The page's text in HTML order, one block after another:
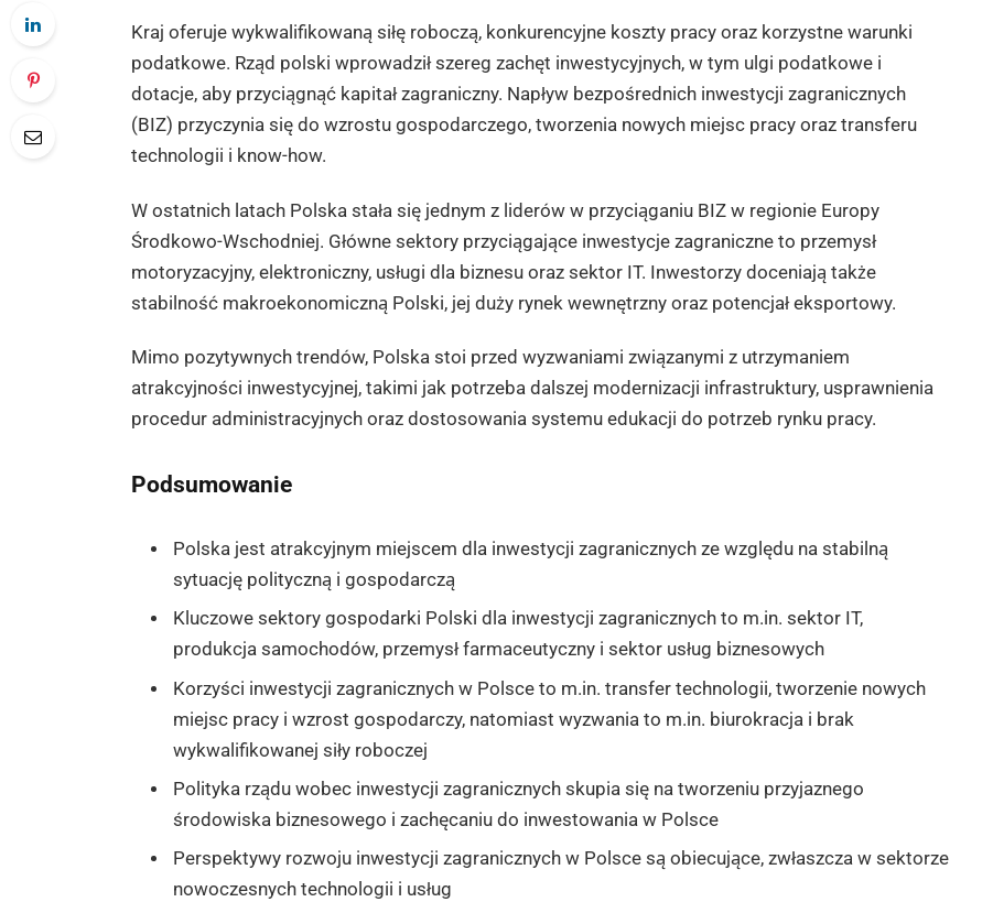
Kraj oferuje wykwalifikowaną siłę roboczą, konkurencyjne koszty pracy oraz korzystne warunki
podatkowe. Rząd polski wprowadził szereg zachęt inwestycyjnych, w tym ulgi podatkowe i
dotacje, aby przyciągnąć kapitał zagraniczny. Napływ bezpośrednich inwestycji zagranicznych
(BIZ) przyczynia się do wzrostu gospodarczego, tworzenia nowych miejsc pracy oraz transferu
technologii i know-how.
W ostatnich latach Polska stała się jednym z liderów w przyciąganiu BIZ w regionie Europy
Środkowo-Wschodniej. Główne sektory przyciągające inwestycje zagraniczne to przemysł
motoryzacyjny, elektroniczny, usługi dla biznesu oraz sektor IT. Inwestorzy doceniają także
stabilność makroekonomiczną Polski, jej duży rynek wewnętrzny oraz potencjał eksportowy.
Mimo pozytywnych trendów, Polska stoi przed wyzwaniami związanymi z utrzymaniem
atrakcyjności inwestycyjnej, takimi jak potrzeba dalszej modernizacji infrastruktury, usprawnienia
procedur administracyjnych oraz dostosowania systemu edukacji do potrzeb rynku pracy.
Podsumowanie
Polska jest atrakcyjnym miejscem dla inwestycji zagranicznych ze względu na stabilną
sytuację polityczną i gospodarczą
Kluczowe sektory gospodarki Polski dla inwestycji zagranicznych to m.in. sektor IT,
produkcja samochodów, przemysł farmaceutyczny i sektor usług biznesowych
Korzyści inwestycji zagranicznych w Polsce to m.in. transfer technologii, tworzenie nowych
miejsc pracy i wzrost gospodarczy, natomiast wyzwania to m.in. biurokracja i brak
wykwalifikowanej siły roboczej
Polityka rządu wobec inwestycji zagranicznych skupia się na tworzeniu przyjaznego
środowiska biznesowego i zachęcaniu do inwestowania w Polsce
Perspektywy rozwoju inwestycji zagranicznych w Polsce są obiecujące, zwłaszcza w sektorze
nowoczesnych technologii i usług